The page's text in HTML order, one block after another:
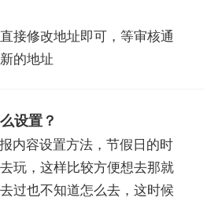
接修改地址即可，等审核通
的地址
设置？
内容设置方法，节假日的时
玩，这样比较方便想去那就
过也不知道怎么去，这时候